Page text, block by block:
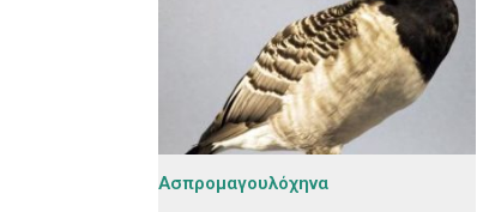
Ασπρομαγουλόχηνα